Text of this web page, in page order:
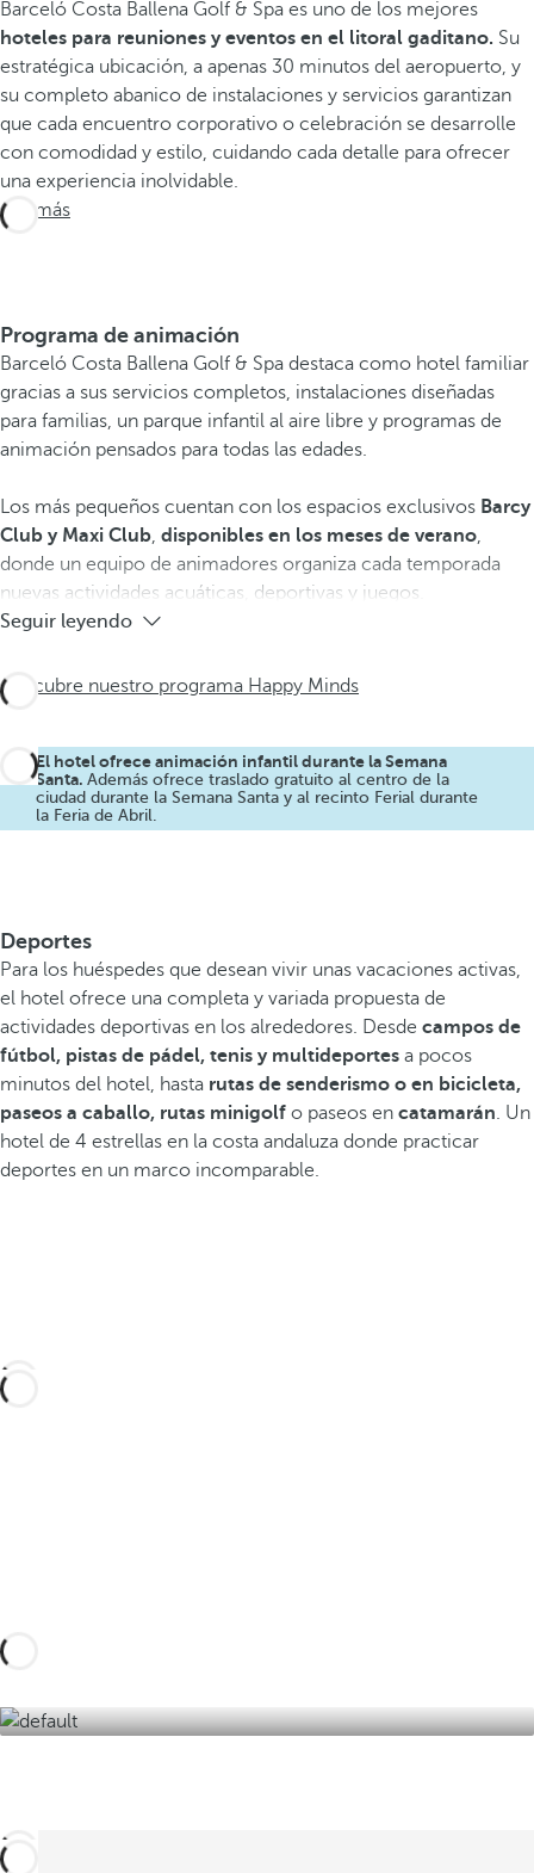
Barceló Costa Ballena Golf & Spa es uno de los mejores
hoteles para reuniones y eventos en el litoral gaditano. Su
estratégica ubicación, a apenas 30 minutos del aeropuerto, y
su completo abanico de instalaciones y servicios garantizan
que cada encuentro corporativo o celebración se desarrolle
con comodidad y estilo, cuidando cada detalle para ofrecer
una experiencia inolvidable.
Ver más
Programa de animación
Barceló Costa Ballena Golf & Spa destaca como hotel familiar
gracias a sus servicios completos, instalaciones diseñadas
para familias, un parque infantil al aire libre y programas de
animación pensados para todas las edades.
Los más pequeños cuentan con los espacios exclusivos Barcy
Club y Maxi Club disponibles en los meses de verano
donde un equipo de animadores organiza cada temporada
nuevas actividades acuáticas, deportivas y juegos.
Seguir leyendo
Descubre nuestro programa Happy Minds
El hotel ofrece animación infantil durante la Semana
Santa. Además ofrece traslado gratuito al centro de la
ciudad durante la Semana Santa y al recinto Ferial durante
la Feria de Abril.
Deportes
Para los huéspedes que desean vivir unas vacaciones activas,
el hotel ofrece una completa y variada propuesta de
actividades deportivas en los alrededores. Desde campos de
fútbol, pistas de pádel, tenis y multideportes a pocos
minutos del hotel, hasta rutas de senderismo o en bicicleta,
paseos a caballo, rutas minigolf o paseos en catamarán . Un
hotel de 4 estrellas en la costa andaluza donde practicar
deportes en un marco incomparable.